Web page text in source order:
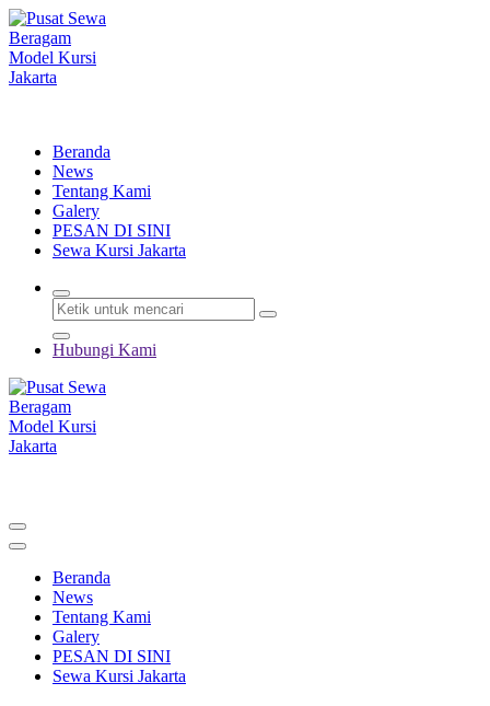
Lewati
ke
konten
Beranda
News
Tentang Kami
Galery
PESAN DI SINI
Sewa Kursi Jakarta
Hubungi Kami
Beranda
News
Tentang Kami
Galery
PESAN DI SINI
Sewa Kursi Jakarta